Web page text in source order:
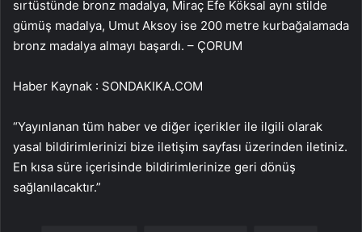
sırtüstünde bronz madalya, Miraç Efe Köksal aynı stilde
gümüş madalya, Umut Aksoy ise 200 metre kurbağalamada
bronz madalya almayı başardı. – ÇORUM
Haber Kaynak : SONDAKIKA.COM
“Yayınlanan tüm haber ve diğer içerikler ile ilgili olarak
yasal bildirimlerinizi bize iletişim sayfası üzerinden iletiniz.
En kısa süre içerisinde bildirimlerinize geri dönüş
sağlanılacaktır.”